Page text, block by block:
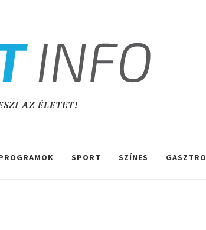
AZ ÉLETET!
SPORT SZÍNES GASZTRO